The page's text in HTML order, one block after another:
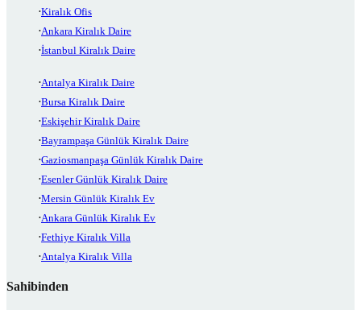
Kiralık Ofis
Ankara Kiralık Daire
İstanbul Kiralık Daire
Antalya Kiralık Daire
Bursa Kiralık Daire
Eskişehir Kiralık Daire
Bayrampaşa Günlük Kiralık Daire
Gaziosmanpaşa Günlük Kiralık Daire
Esenler Günlük Kiralık Daire
Mersin Günlük Kiralık Ev
Ankara Günlük Kiralık Ev
Fethiye Kiralık Villa
Antalya Kiralık Villa
Sahibinden